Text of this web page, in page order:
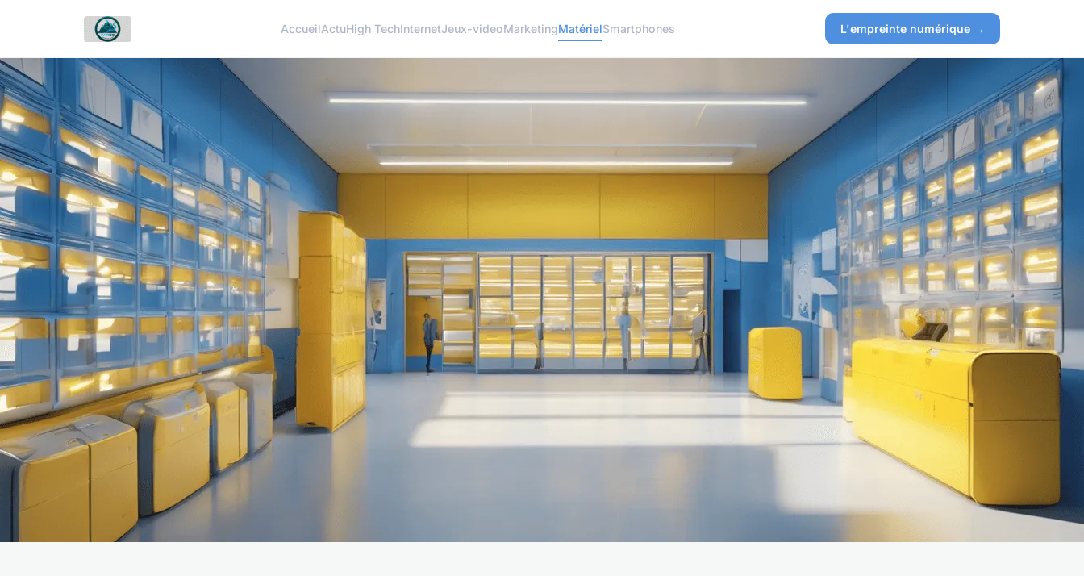
AccueilActuHigh TechInternetJeux-videoMarketingMatérielSmartphones L'empreinte numérique →